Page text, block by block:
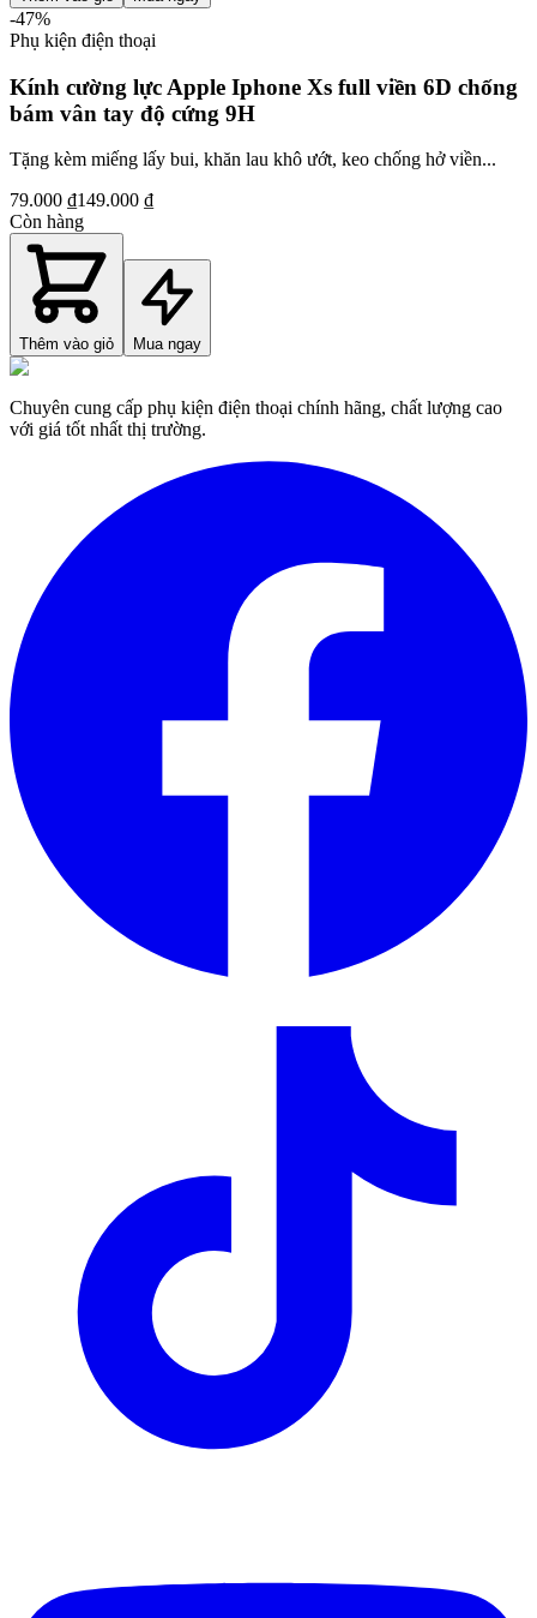
-47%
Phụ kiện điện thoại
Kính cường lực Apple Iphone Xs full viền 6D chống
bám vân tay độ cứng 9H
Tặng kèm miếng lấy bui, khăn lau khô ướt, keo chống hở viền...
79.000 ₫149.000 ₫
Còn hàng
Thêm vào giỏ Mua ngay
Chuyên cung cấp phụ kiện điện thoại chính hãng, chất lượng cao
với giá tốt nhất thị trường.